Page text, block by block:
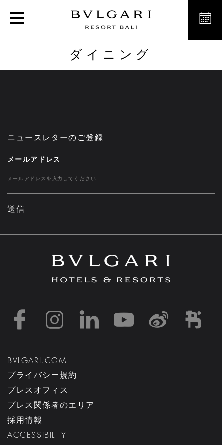
ダイニング
ダイニング
ニュースレターのご登録
メールアドレス
送信
https://https://https://
https://
BVLGARI.COM
プライバシー規約
プレスオフィス
プレス関係者のエリア
採用情報
ACCESSIBILITY